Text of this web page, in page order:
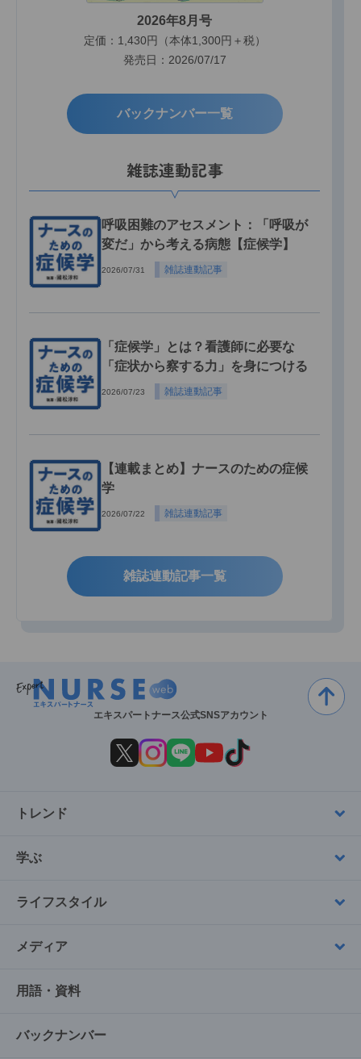
2026年8月号
定価：1,430円（本体1,300円＋税）
発売日：2026/07/17
バックナンバー一覧
雑誌連動記事
呼吸困難のアセスメント：「呼吸が
変だ」から考える病態【症候学】
2026/07/31 雑誌連動記事
「症候学」とは？看護師に必要な
「症状から察する力」を身につける
2026/07/23 雑誌連動記事
【連載まとめ】ナースのための症候
学
2026/07/22 雑誌連動記事
雑誌連動記事一覧
エキスパートナース公式SNSアカウント
トレンド
学ぶ
ライフスタイル
メディア
用語・資料
バックナンバー